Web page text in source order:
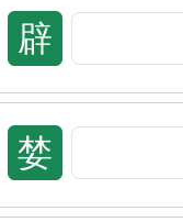
辟
婪